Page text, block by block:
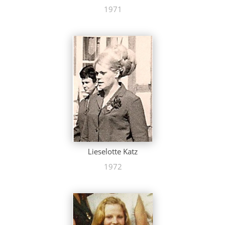
1971
Lieselotte Katz
1972